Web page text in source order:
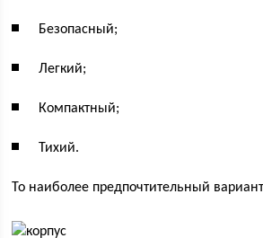
Безопасный;
Легкий;
Компактный;
Тихий.
То наиболее предпочтительный